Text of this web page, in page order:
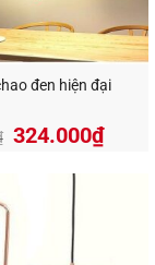
đen hiện đại
324.000₫